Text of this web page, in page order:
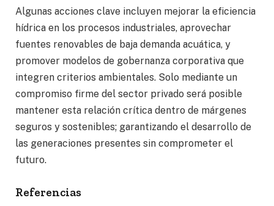
Algunas acciones clave incluyen mejorar la eficiencia
hídrica en los procesos industriales, aprovechar
fuentes renovables de baja demanda acuática, y
promover modelos de gobernanza corporativa que
integren criterios ambientales. Solo mediante un
compromiso firme del sector privado será posible
mantener esta relación crítica dentro de márgenes
seguros y sostenibles; garantizando el desarrollo de
las generaciones presentes sin comprometer el
futuro.
Referencias